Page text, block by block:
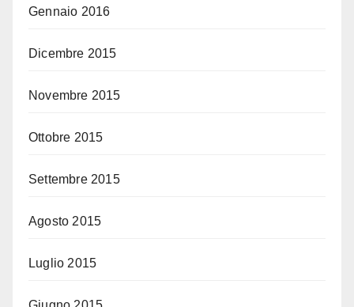
Gennaio 2016
Dicembre 2015
Novembre 2015
Ottobre 2015
Settembre 2015
Agosto 2015
Luglio 2015